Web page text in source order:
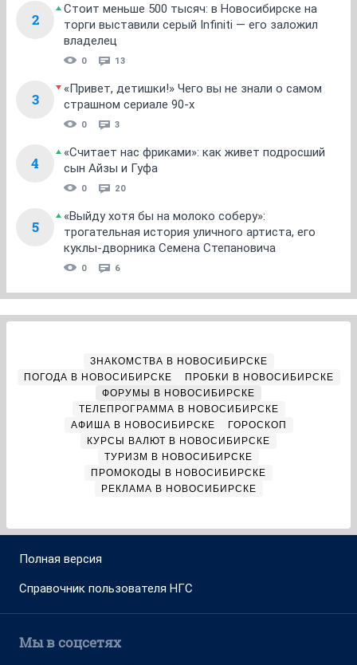
2
Стоит меньше 500 тысяч: в Новосибирске на
торги выставили серый Infiniti — его заложил
владелец
0 13
3
«Привет, детишки!» Чего вы не знали о самом
страшном сериале 90-х
0 3
4
«Считает нас фриками»: как живет подросший
сын Айзы и Гуфа
0 20
5
«Выйду хотя бы на молоко соберу»:
трогательная история уличного артиста, его
куклы-дворника Семена Степановича
0 6
ЗНАКОМСТВА В НОВОСИБИРСКЕ
ПОГОДА В НОВОСИБИРСКЕ
ПРОБКИ В НОВОСИБИРСКЕ
ФОРУМЫ В НОВОСИБИРСКЕ
ТЕЛЕПРОГРАММА В НОВОСИБИРСКЕ
АФИША В НОВОСИБИРСКЕ
ГОРОСКОП
КУРСЫ ВАЛЮТ В НОВОСИБИРСКЕ
ТУРИЗМ В НОВОСИБИРСКЕ
ПРОМОКОДЫ В НОВОСИБИРСКЕ
РЕКЛАМА В НОВОСИБИРСКЕ
Полная версия
Справочник пользователя НГС
Мы в соцсетях